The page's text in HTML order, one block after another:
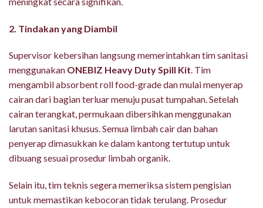
2. Tindakan yang Diambil
Supervisor kebersihan langsung memerintahkan tim sanitasi
menggunakan ONEBIZ Heavy Duty Spill Kit. Tim
mengambil absorbent roll food-grade dan mulai menyerap
cairan dari bagian terluar menuju pusat tumpahan. Setelah
cairan terangkat, permukaan dibersihkan menggunakan
larutan sanitasi khusus. Semua limbah cair dan bahan
penyerap dimasukkan ke dalam kantong tertutup untuk
dibuang sesuai prosedur limbah organik.
Selain itu, tim teknis segera memeriksa sistem pengisian
untuk memastikan kebocoran tidak terulang. Prosedur